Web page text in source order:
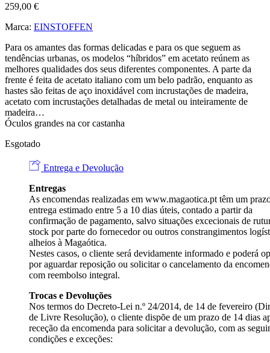
259,00 €
Marca: EINSTOFFEN
Para os amantes das formas delicadas e para os que seguem as
tendências urbanas, os modelos “híbridos” em acetato reúnem as
melhores qualidades dos seus diferentes componentes. A parte da
frente é feita de acetato italiano com um belo padrão, enquanto as
hastes são feitas de aço inoxidável com incrustações de madeira,
acetato com incrustações detalhadas de metal ou inteiramente de
madeira…
Óculos grandes na cor castanha
Esgotado
Entrega e Devolução
Entregas
As encomendas realizadas em www.magaotica.pt têm um
entrega estimado entre 5 a 10 dias úteis, contado a partir da
confirmação de pagamento, salvo situações excecionais de
stock por parte do fornecedor ou outros constrangimentos
alheios à Magaótica.
Nestes casos, o cliente será devidamente informado e poderá
por aguardar reposição ou solicitar o cancelamento da
com reembolso integral.
Trocas e Devoluções
Nos termos do Decreto-Lei n.º 24/2014, de 14 de fevereiro
de Livre Resolução), o cliente dispõe de um prazo de 14 dias
receção da encomenda para solicitar a devolução, com as
condições e exceções: